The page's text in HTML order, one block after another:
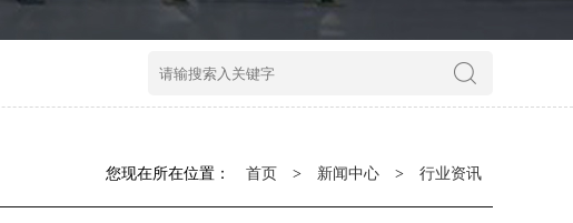
您现在所在位置： 首页 > 新闻中心 > 行业资讯